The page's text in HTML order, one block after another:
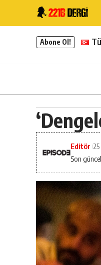
Abone Ol!
Son
Editör